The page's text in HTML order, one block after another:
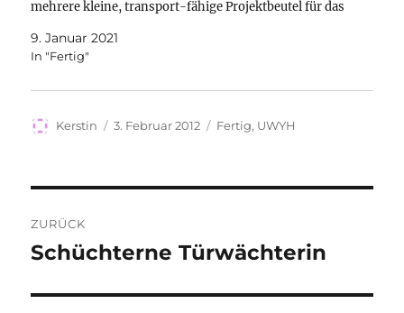
mehrere kleine, transport-fähige Projektbeutel für das
Projekte oft Ziploc-Beutel,…
9. Januar 2021
In "Fertig"
Autor
Kerstin
Veröffentlicht
3. Februar 2012 Kategorien
Fertig, UWYH
ZURÜCK
Vorheriger
Schüchterne Türwächterin